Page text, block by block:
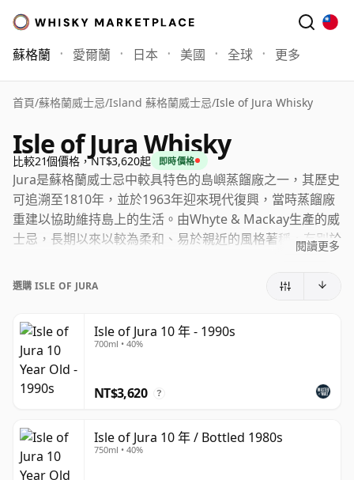
蘇格蘭 愛爾蘭 日本 美國 全球 更多
首頁/蘇格蘭威士忌/Island 蘇格蘭威士忌/Isle of Jura Whisky
Isle of Jura Whisky
比較21個價格，NT$3,620起 即時價格
Jura是蘇格蘭威士忌中較具特色的島嶼蒸餾廠之一，其歷史
可追溯至1810年，並於1963年迎來現代復興，當時蒸餾廠
重建以協助維持島上的生活。由Whyte & Mackay生產的威
士忌，長期以來以較為柔和、易於親近的風格著稱，有別於
香、溫和香料、蜂蜜甜味和精心調配的橡木味所塑造。
12年雪莉桶和15年雪莉桶等酒款為中心，同時推出更陳年
和稀有的裝瓶，包括21年Tide和年份限定版本。這個更廣
泛的產品組合近年來幫助Jura建立了更清晰的品牌形象，在
易於親近與對更成熟和限量酒款日益增長的興趣之間取得平
閱讀更多
選購 ISLE OF JURA
Isle of Jura 10 年 - 1990s
700ml • 40%
NT$3,620 ?
Isle of Jura 10 年 / Bottled 1980s
750ml • 40%